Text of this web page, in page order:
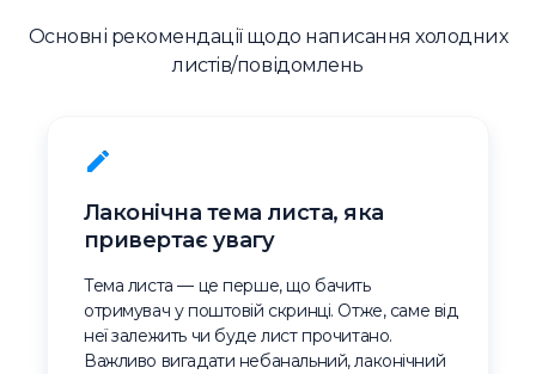
Основні рекомендації щодо написання холодних
листів/повідомлень
Лаконічна тема листа, яка
привертає увагу
Тема листа — це перше, що бачить
отримувач у поштовій скринці. Отже, саме від
неї залежить чи буде лист прочитано.
Важливо вигадати небанальний, лаконічний